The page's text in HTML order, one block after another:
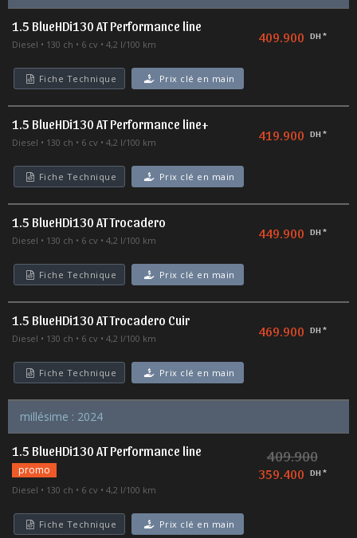
1.5 BlueHDi130 AT Performance line
Diesel 130 ch 6 cv 4,2 l/100 km 409.900 DH *
Fiche Technique Prix clé en main
1.5 BlueHDi130 AT Performance line+
Diesel 130 ch 6 cv 4,2 l/100 km 419.900 DH *
Fiche Technique Prix clé en main
1.5 BlueHDi130 AT Trocadero
Diesel 130 ch 6 cv 4,2 l/100 km 449.900 DH *
Fiche Technique Prix clé en main
1.5 BlueHDi130 AT Trocadero Cuir
Diesel 130 ch 6 cv 4,2 l/100 km 469.900 DH *
Fiche Technique Prix clé en main
millésime : 2024
1.5 BlueHDi130 AT Performance line
promo
Diesel 130 ch 6 cv 4,2 l/100 km
409.900
359.400 DH *
Fiche Technique Prix clé en main